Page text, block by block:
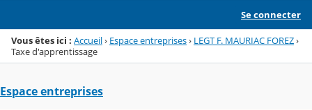
Se connecter
Vous êtes ici : Accueil› Espace entreprises› LEGT F. MAURIAC FOREZ›
Taxe d'apprentissage
Espace entreprises